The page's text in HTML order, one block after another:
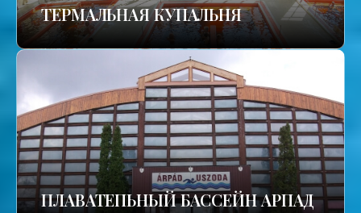
TЕРМАЛЬНАЯ КУПАЛЬНЯ
ПЛАВАТЕПЬНЫЙ БАССЕЙН АРПАД